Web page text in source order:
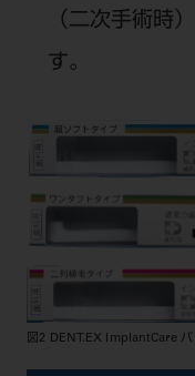
（二次手術時
す。
図2 DENT.EX ImplantCare パ